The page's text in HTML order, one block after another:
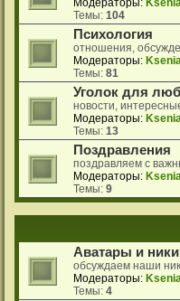
Модераторы:
Темы: 104
Психология
отношения,
Модераторы:
Темы: 81
Уголок для
новости,
Модераторы:
Темы: 13
Поздравления
поздравляем с
Модераторы:
Темы: 9
Аватары и ники
обсуждаем наши
Модераторы:
Темы: 4